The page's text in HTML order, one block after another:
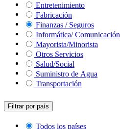
Entretenimiento
Fabricación
Finanzas / Seguros
Informática/ Comunicación
Mayorista/Minorista
Otros Servicios
Salud/Social
Suministro de Agua
Transportación
Filtrar por país
Todos los países